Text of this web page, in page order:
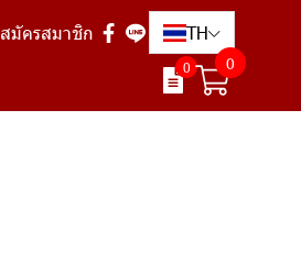
สมัครสมาชิก TH
0 0